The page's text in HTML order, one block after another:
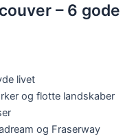
– 6 gode
livet
og flotte landskaber
og Fraserway